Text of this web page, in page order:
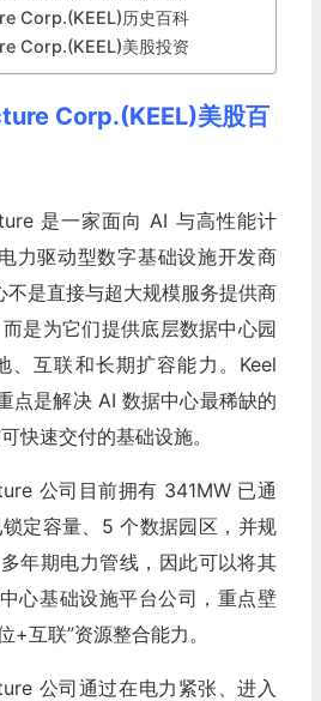
Corp.(KEEL)历史百科
Corp.(KEEL)美股投资
Corp.(KEEL)美股百
是一家面向 AI 与高性能计
力驱动型数字基础设施开发商
不是直接与超大规模服务提供商
是为它们提供底层数据中心园
、互联和长期扩容能力。Keel
点是解决 AI 数据中心最稀缺的
速交付的基础设施。
公司目前拥有 341MW 已通
定容量、5 个数据园区，并规
年期电力管线，因此可以将其
心基础设施平台公司，重点壁
+互联”资源整合能力。
公司通过在电力紧张、进入